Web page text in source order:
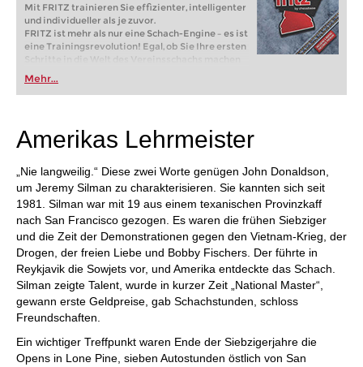
Mit FRITZ trainieren Sie effizienter, intelligenter
und individueller als je zuvor.
FRITZ ist mehr als nur eine Schach-Engine – es ist
eine Trainingsrevolution! Egal, ob Sie Ihre ersten
Schritte in die Welt des Vereinsschachs machen
oder bereits auf Turnierniveau spielen: Mit
FRITZ trainieren Sie effizienter, intelligenter und
individueller als je zuvor.
Mehr...
Amerikas Lehrmeister
„Nie langweilig.“ Diese zwei Worte genügen John Donaldson,
um Jeremy Silman zu charakterisieren. Sie kannten sich seit
1981. Silman war mit 19 aus einem texanischen Provinzkaff
nach San Francisco gezogen. Es waren die frühen Siebziger
und die Zeit der Demonstrationen gegen den Vietnam-Krieg, der
Drogen, der freien Liebe und Bobby Fischers. Der führte in
Reykjavik die Sowjets vor, und Amerika entdeckte das Schach.
Silman zeigte Talent, wurde in kurzer Zeit „National Master“,
gewann erste Geldpreise, gab Schachstunden, schloss
Freundschaften.
Ein wichtiger Treffpunkt waren Ende der Siebzigerjahre die
Opens in Lone Pine, sieben Autostunden östlich von San